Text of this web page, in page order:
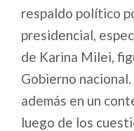
respaldo político
presidencial,
de Karina Milei,
Gobierno
además en un
luego de los